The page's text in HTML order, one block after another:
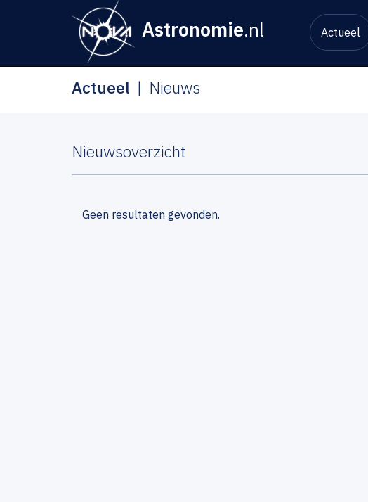
Astronomie.nl Actueel
Actueel Nieuws
Nieuwsoverzicht
Geen resultaten gevonden.